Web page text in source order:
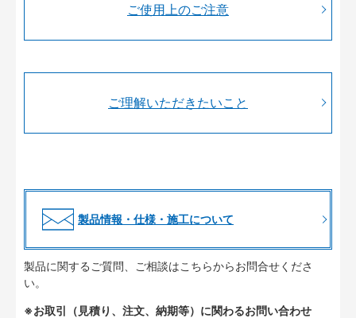
ご使用上のご注意
ご理解いただきたいこと
製品情報・仕様・施工について
製品に関するご質問、ご相談はこちらからお問合せくださ
い。
※お取引（見積り、注文、納期等）に関わるお問い合わせ